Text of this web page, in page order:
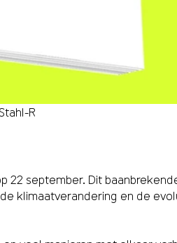
R
september. Dit
klimaatverandering en de